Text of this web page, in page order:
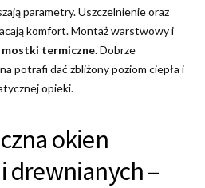
parametry. Uszczelnienie oraz
komfort. Montaż warstwowy i
mostki termiczne. Dobrze
potrafi dać zbliżony poziom ciepła i
opieki.
okien
drewnianych –